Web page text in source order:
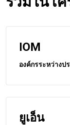
IOM
องค์กรระหว่างป
ยูเอ็น